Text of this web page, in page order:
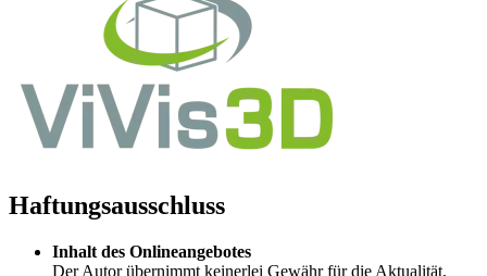
Haftungsausschluss
Inhalt des Onlineangebotes
Der Autor übernimmt keinerlei Gewähr für die Aktualität,